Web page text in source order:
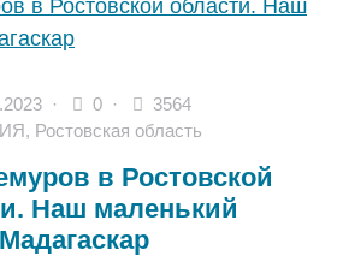
· 0 ·
3564
, Ростовская область
в Ростовской
Наш маленький
Мадагаскар